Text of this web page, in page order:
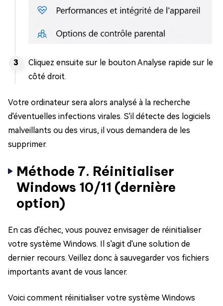
Cliquez ensuite sur le bouton Analyse rapide sur le
côté droit.
Votre ordinateur sera alors analysé à la recherche
d'éventuelles infections virales. S'il détecte des logiciels
malveillants ou des virus, il vous demandera de les
supprimer.
Méthode 7. Réinitialiser
Windows 10/11 (dernière
option)
En cas d'échec, vous pouvez envisager de réinitialiser
votre système Windows. Il s'agit d'une solution de
dernier recours. Veillez donc à sauvegarder vos fichiers
importants avant de vous lancer.
Voici comment réinitialiser votre système Windows